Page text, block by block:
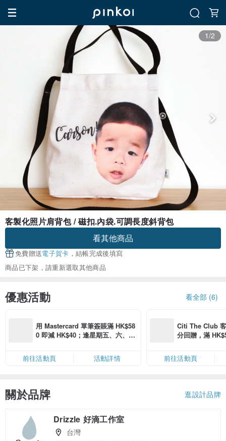
1/2
客製化照片肩背包 / 磁扣.內袋.可調長度斜背包
看其他商品
免費贈送電子賀卡 ，結帳完成後填寫
商品已下架，請重新選取其他商品
優惠活動 看全部 (6)
用 Mastercard 單筆簽賬滿 HK$58
0 即減 HK$40；逢星期五、六、日
限，額滿即止，僅限「常用信用
卡」結帳）
前往活動頁 活動詳情
Citi The Club
分回贈，滿
前往活動頁
關於品牌 逛設計品牌
Drizzle 好滴工作室
台灣